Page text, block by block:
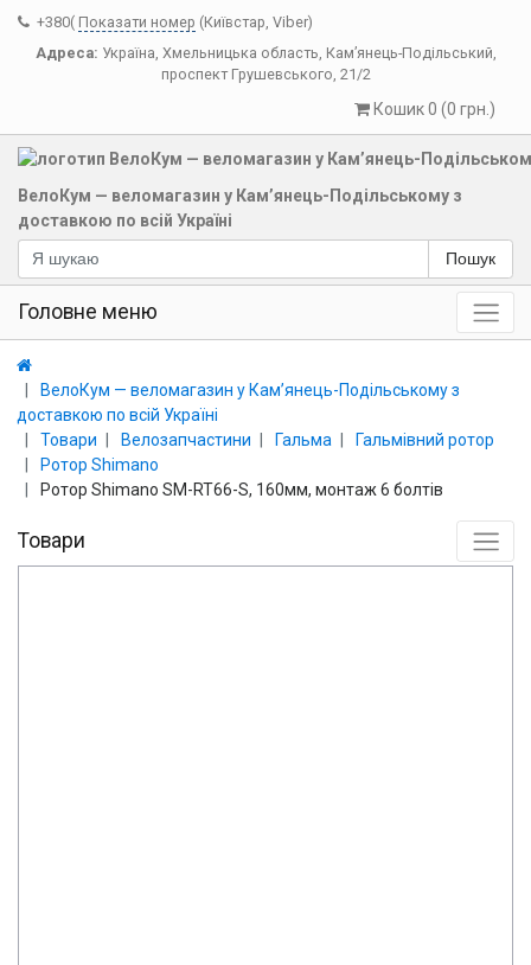
+380( Показати номер (Київстар, Viber)
Адреса: Україна, Хмельницька область, Кам’янець-Подільський,
проспект Грушевського, 21/2
Кошик 0 (0 грн.)
ВелоКум — веломагазин у Кам’янець-Подільському з
доставкою по всій Україні
Пошук
Головне меню
ВелоКум — веломагазин у Кам’янець-Подільському з
доставкою по всій Україні
Товари
Велозапчастини Гальма
Гальмівний ротор
Ротор Shimano
Ротор Shimano SM-RT66-S, 160мм, монтаж 6 болтів
Товари